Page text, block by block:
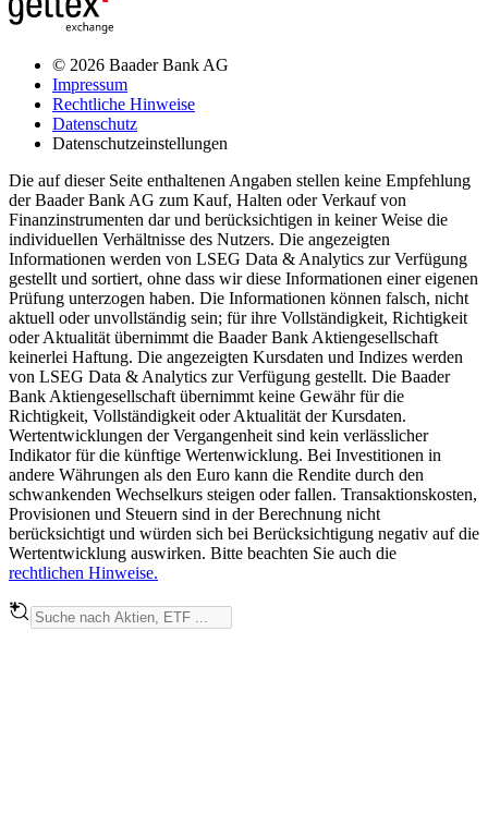
© 2026 Baader Bank AG
Impressum
Rechtliche Hinweise
Datenschutz
Datenschutzeinstellungen
Die auf dieser Seite enthaltenen Angaben stellen keine Empfehlung
der Baader Bank AG zum Kauf, Halten oder Verkauf von
Finanzinstrumenten dar und berücksichtigen in keiner Weise die
individuellen Verhältnisse des Nutzers. Die angezeigten
Informationen werden von LSEG Data & Analytics zur Verfügung
gestellt und sortiert, ohne dass wir diese Informationen einer eigenen
Prüfung unterzogen haben. Die Informationen können falsch, nicht
aktuell oder unvollständig sein; für ihre Vollständigkeit, Richtigkeit
oder Aktualität übernimmt die Baader Bank Aktiengesellschaft
keinerlei Haftung. Die angezeigten Kursdaten und Indizes werden
von LSEG Data & Analytics zur Verfügung gestellt. Die Baader
Bank Aktiengesellschaft übernimmt keine Gewähr für die
Richtigkeit, Vollständigkeit oder Aktualität der Kursdaten.
Wertentwicklungen der Vergangenheit sind kein verlässlicher
Indikator für die künftige Wertenwicklung. Bei Investitionen in
andere Währungen als den Euro kann die Rendite durch den
schwankenden Wechselkurs steigen oder fallen. Transaktionskosten,
Provisionen und Steuern sind in der Berechnung nicht
berücksichtigt und würden sich bei Berücksichtigung negativ auf die
Wertentwicklung auswirken. Bitte beachten Sie auch die
rechtlichen Hinweise.